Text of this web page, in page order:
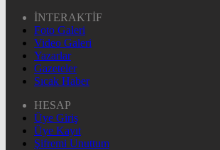
İNTERAKTİF
Foto Galeri
Video Galeri
Yazarlar
Gazeteler
Sıcak Haber
HESAP
Üye Giriş
Üye Kayıt
Şifremi Unuttum